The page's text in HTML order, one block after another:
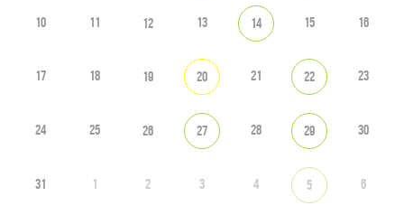
10 11 12 13 14 15 16
17 18 19 20 21 22 23
24 25 26 27 28 29 30
31 1 2 3 4 5 6